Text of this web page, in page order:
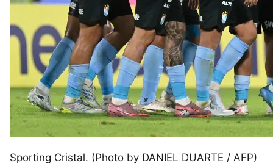
Sporting Cristal. (Photo by DANIEL DUARTE / AFP)